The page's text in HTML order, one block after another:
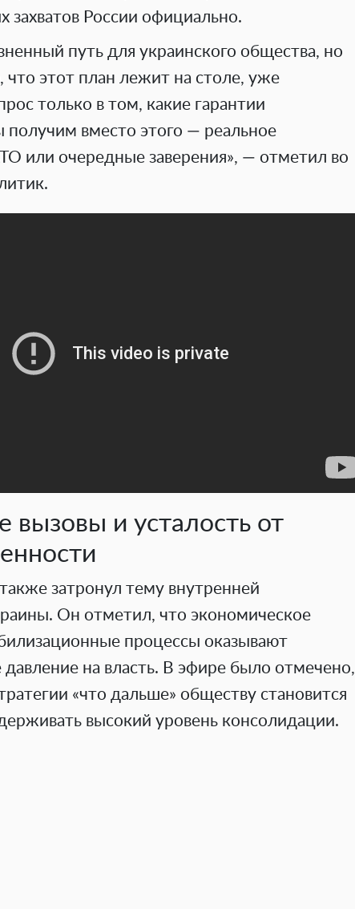
захватов России официально.
путь для украинского общества, но
что этот план лежит на столе, уже
только в том, какие гарантии
получим вместо этого — реальное
или очередные заверения», — отметил во
вызовы и усталость от
затронул тему внутренней
Он отметил, что экономическое
процессы оказывают
на власть. В эфире было отмечено,
«что дальше» обществу становится
высокий уровень консолидации.